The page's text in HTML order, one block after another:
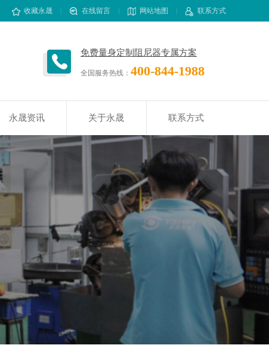
收藏永晟 在线留言 网站地图 联系方式
免费量身定制阻尼器专属方案
全国服务热线： 400-844-1988
永晟资讯 关于永晟 联系方式